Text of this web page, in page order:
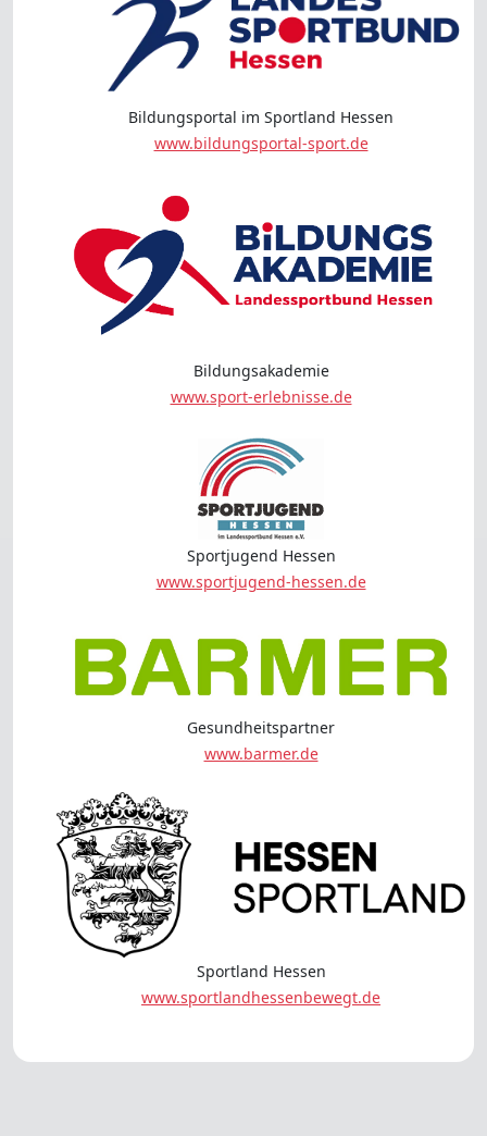
Bildungsportal im Sportland Hessen
www.bildungsportal-sport.de
Bildungsakademie
www.sport-erlebnisse.de
Sportjugend Hessen
www.sportjugend-hessen.de
Gesundheitspartner
www.barmer.de
Sportland Hessen
www.sportlandhessenbewegt.de